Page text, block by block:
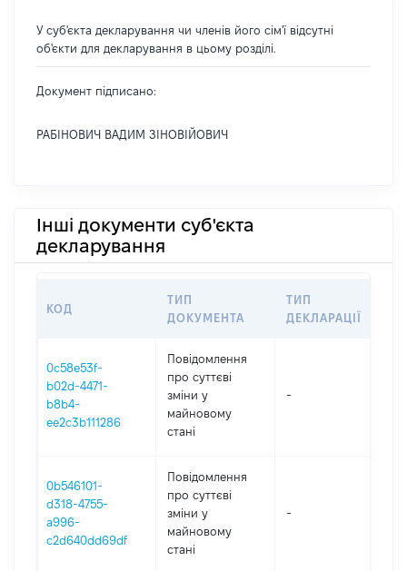
У суб'єкта декларування чи членів його сім'ї відсутні
об'єкти для декларування в цьому розділі.
Документ підписано:
РАБІНОВИЧ ВАДИМ ЗІНОВІЙОВИЧ
Інші документи суб'єкта
декларування
КОД
ТИП
ДОКУМЕНТА
ТИП
ДЕКЛАРАЦІЇ
0c58e53f-
b02d-4471-
b8b4-
ee2c3b111286
Повідомлення
про суттєві
зміни y
майновому
стані
-
0b546101-
d318-4755-
a996-
c2d640dd69df
Повідомлення
про суттєві
зміни y
майновому
стані
-